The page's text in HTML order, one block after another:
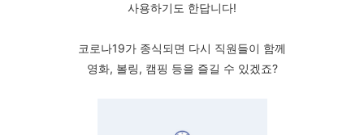
사용하기도 한답니다!
코로나19가 종식되면 다시 직원들이 함께
영화, 볼링, 캠핑 등을 즐길 수 있겠죠?